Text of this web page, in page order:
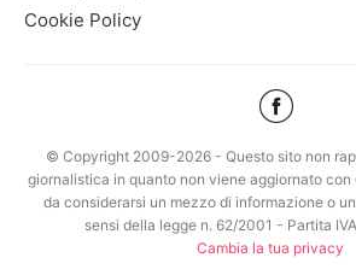
Cookie Policy
© Copyright 2009-2026 - Questo sito non
giornalistica in quanto non viene aggiornato
da considerarsi un mezzo di informazione o
sensi della legge n. 62/2001 - Partita
Cambia la tua privacy